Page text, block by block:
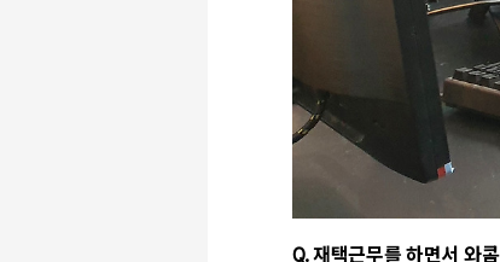
Q. 재택근무를 하면서 와